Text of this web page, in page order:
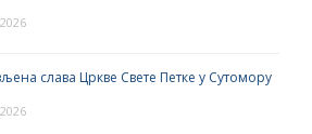
слава Цркве Свете Петке у Сутомору